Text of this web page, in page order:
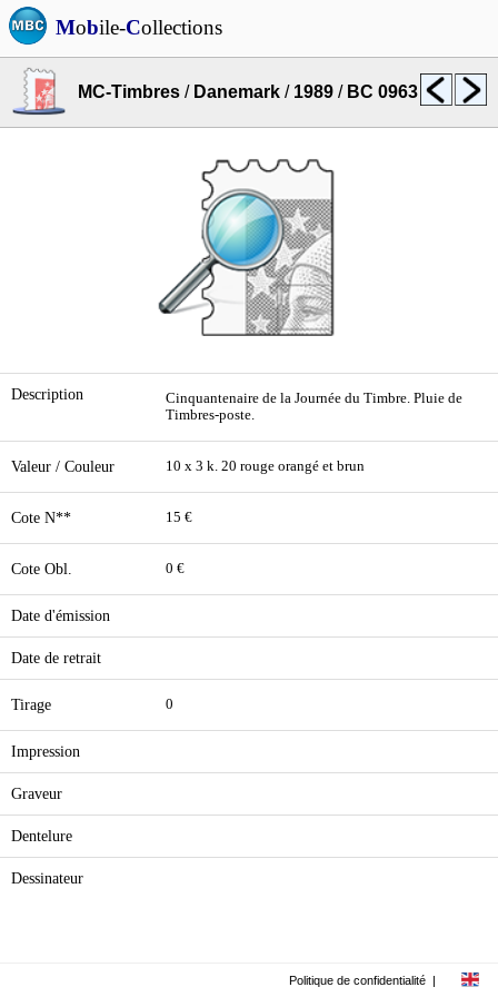
Mobile-Collections
MC-Timbres / Danemark / 1989 / BC 0963
Description
Cinquantenaire de la Journée du Timbre. Pluie de
Timbres-poste.
Valeur / Couleur 10 x 3 k. 20 rouge orangé et brun
Cote N** 15 €
Cote Obl. 0 €
Date d'émission
Date de retrait
Tirage 0
Impression
Graveur
Dentelure
Dessinateur
Politique de confidentialité |